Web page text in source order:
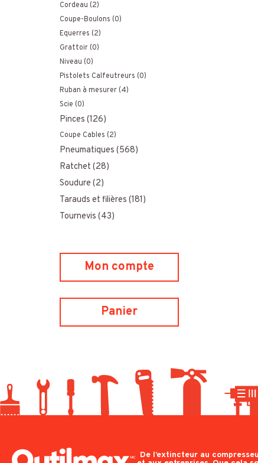
Cordeau (2)
Coupe-Boulons (0)
Equerres (2)
Grattoir (0)
Niveau (0)
Pistolets Calfeutreurs (0)
Ruban à mesurer (4)
Scie (0)
Pinces (126)
Coupe Cables (2)
Pneumatiques (568)
Ratchet (28)
Soudure (2)
Tarauds et filières (181)
Tournevis (43)
Mon compte
Panier
De l’extincteur au